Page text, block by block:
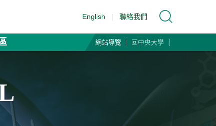
English | 聯絡我們
網站導覽 回中央大學